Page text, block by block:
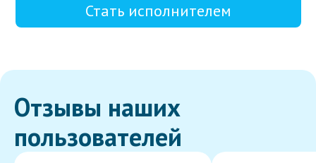
Стать исполнителем
Отзывы наших
пользователей